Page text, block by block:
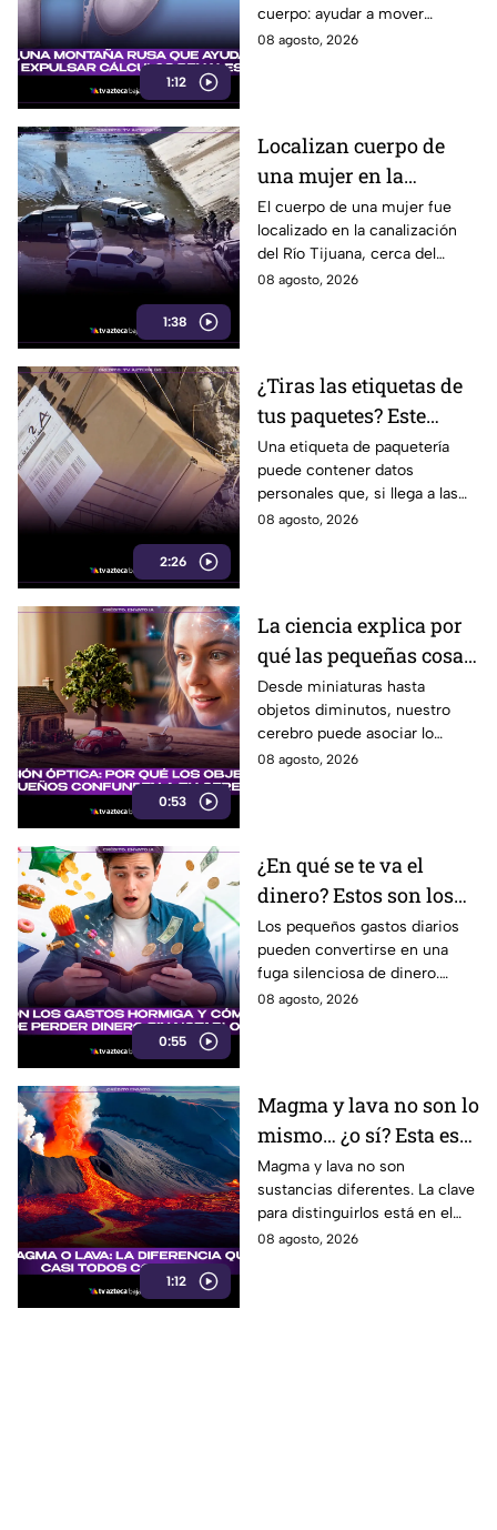
1:12
cuerpo: ayudar a mover
pequeños cálculos renales
08 agosto, 2026
1:38
Localizan cuerpo de
una mujer en la
canalización del Río
Tijuana; presentaba
quemaduras
El cuerpo de una mujer fue
localizado en la canalización
del Río Tijuana, cerca del
cruce fronterizo, durante la
08 agosto, 2026
2:26
¿Tiras las etiquetas de
tus paquetes? Este
pequeño descuido
podría ponerte en
riesgo en Tijuana
Una etiqueta de paquetería
puede contener datos
personales que, si llega a las
manos equivocadas, podrían
08 agosto, 2026
0:53
La ciencia explica por
qué las pequeñas cosas
nos parecen tan
adorables
Desde miniaturas hasta
objetos diminutos, nuestro
cerebro puede asociar lo
pequeño con ternura,
08 agosto, 2026
0:55
¿En qué se te va el
dinero? Estos son los
gastos hormiga que
pueden vaciar tu
bolsillo
Los pequeños gastos diarios
pueden convertirse en una
fuga silenciosa de dinero.
Identificar los llamados gastos
08 agosto, 2026
1:12
Magma y lava no son lo
mismo… ¿o sí? Esta es
la explicación
Magma y lava no son
sustancias diferentes. La clave
para distinguirlos está en el
lugar donde se encuentra el
08 agosto, 2026